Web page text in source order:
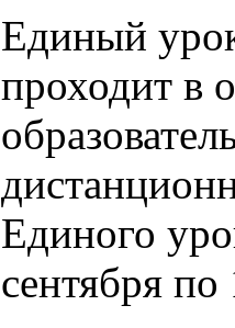
Единый
проходит в
Единого
сентября по